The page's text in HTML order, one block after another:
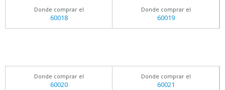
Donde comprar el
60018
Donde comprar el
60019
Donde comprar el
60020
Donde comprar el
60021